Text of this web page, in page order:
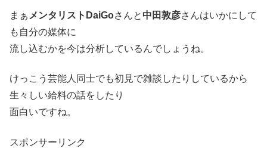
まぁ メンタリストDaiGoさんと 中田敦彦さんはいかにして
も自分の媒体に
流し込むかを今は分析しているんでしょうね。
けっこう芸能人同士でも初見で雑談したりしているから
生々しい給料の話をしたり
面白いですね。
スポンサーリンク